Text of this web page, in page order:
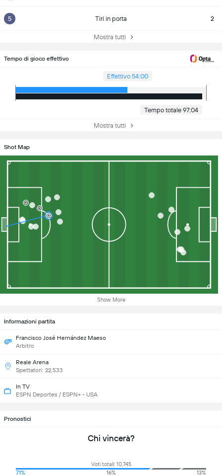
5 Tiri in porta 2
Mostra tutti
Tempo di gioco effettivo
Effettivo 54:00
Tempo totale 97:04
Mostra tutti
Shot Map
Show More
Informazioni partita
Francisco José Hernández Maeso
Arbitro
Reale Arena
Spettatori: 22,533
In TV
ESPN Deportes / ESPN+ - USA
Pronostici
Chi vincerà?
Voti totali: 10,745
71%
16% 13%